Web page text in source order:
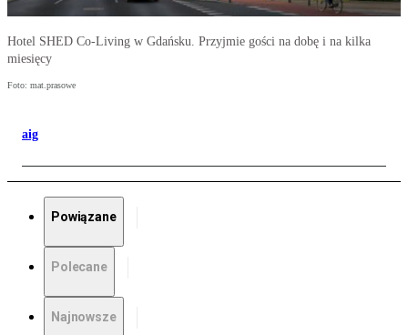
Hotel SHED Co-Living w Gdańsku. Przyjmie gości na dobę i na kilka
miesięcy
Foto: mat.prasowe
aig
Powiązane
Polecane
Najnowsze